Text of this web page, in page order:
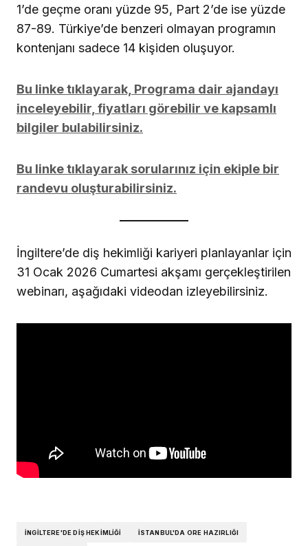
1’de geçme oranı yüzde 95, Part 2’de ise yüzde
87-89. Türkiye’de benzeri olmayan programın
kontenjanı sadece 14 kişiden oluşuyor.
Bu linke tıklayarak, Programa dair ajandayı
inceleyebilir, fiyatları görebilir ve kapsamlı
bilgiler bulabilirsiniz.
Bu linke tıklayarak sorularınız için ekiple bir
randevu oluşturabilirsiniz.
İngiltere’de diş hekimliği kariyeri planlayanlar için
31 Ocak 2026 Cumartesi akşamı gerçekleştirilen
webinarı, aşağıdaki videodan izleyebilirsiniz.
İNGILTERE'DE DIŞ HEKIMLIĞI İSTANBUL'DA ORE HAZIRLIĞI